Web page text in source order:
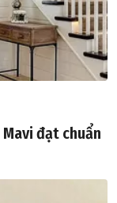
đạt chuẩn